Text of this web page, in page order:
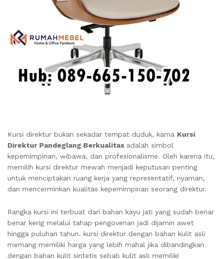
Kursi direktur bukan sekadar tempat duduk, karna Kursi
Direktur Pandeglang Berkualitas adalah simbol
kepemimpinan, wibawa, dan profesionalisme. Oleh karena itu,
memilih kursi direktur mewah menjadi keputusan penting
untuk menciptakan ruang kerja yang representatif, nyaman,
dan mencerminkan kualitas kepemimpinan seorang direktur.
Rangka kursi ini terbuat dari bahan kayu jati yang sudah benar
benar kerig melalui tahap pengovenan jadi dijamin awet
hingga puluhan tahun. kursi direktur dengan bahan kulit asli
memang memiliki harga yang lebih mahal jika dibandingkan
dengan bahan kulit sintetis sebab kulit asli memiliki